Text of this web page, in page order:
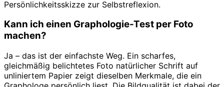
Persönlichkeitsskizze zur Selbstreflexion.
Kann ich einen Graphologie-Test per Foto
machen?
Ja – das ist der einfachste Weg. Ein scharfes,
gleichmäßig belichtetes Foto natürlicher Schrift auf
unliniertem Papier zeigt dieselben Merkmale, die ein